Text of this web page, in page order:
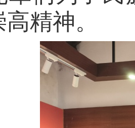
精神。